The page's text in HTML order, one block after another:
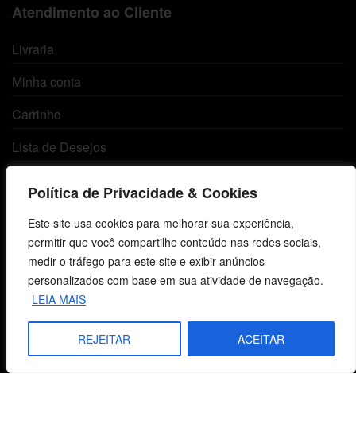
Política de Privacidade & Cookies
Este site usa cookies para melhorar sua experiência,
permitir que você compartilhe conteúdo nas redes sociais,
medir o tráfego para este site e exibir anúncios
personalizados com base em sua atividade de navegação.
LEIA MAIS
REJEITAR ACEITAR
Atendimento ao Cliente
Livraria
Minha conta
Carrinho
Lista de Desejos
Centro de Estudos Bíblicos
CNPJ: 29.832.607/0001-10
São Leopoldo, RS, Brasil
Fale Conosco